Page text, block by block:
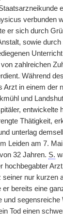
verbunden
er sich durch
sowie durch
zahlreichen
Während
Arzt in einem der
und
entwickelte
Thätigkeit,
unterlag
Leiden am 7.
32 Jahren. S.
hochbegabter
seiner nur kurzen
bereits eine
und
Tod einen